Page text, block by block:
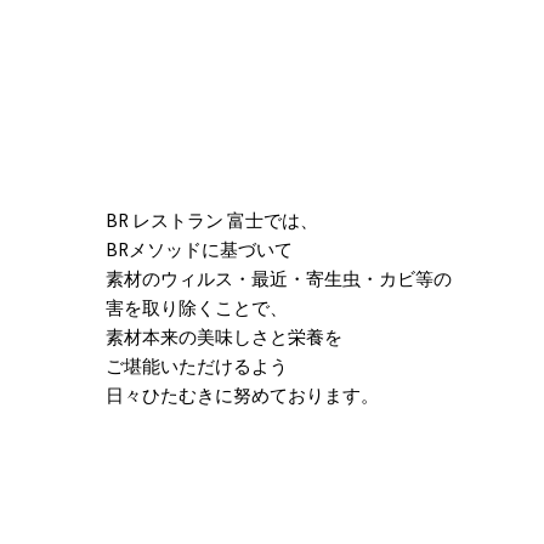
BR レストラン 富士では、
BRメソッドに基づいて
素材のウィルス・最近・寄生虫・カビ等の
害を取り除くことで、
素材本来の美味しさと栄養を
ご堪能いただけるよう
日々ひたむきに努めております。